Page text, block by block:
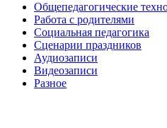
Общепедагогические
Работа с родителями
Социальная педагогика
Сценарии праздников
Аудиозаписи
Видеозаписи
Разное